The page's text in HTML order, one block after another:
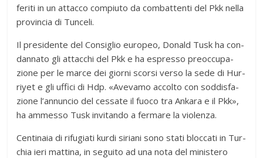
feriti in un attacco com­piuto da com­bat­tenti del Pkk nella
pro­vin­cia di Tunceli.
Il pre­si­dente del Con­si­glio euro­peo, Donald Tusk ha con­
dan­nato gli attac­chi del Pkk e ha espresso pre­oc­cu­pa­
zione per le marce dei giorni scorsi verso la sede di Hur­
riyet e gli uffici di Hdp. «Ave­vamo accolto con sod­di­sfa­
zione l’annuncio del ces­sate il fuoco tra Ankara e il Pkk»,
ha ammesso Tusk invi­tando a fer­mare la violenza.
Cen­ti­naia di rifu­giati kurdi siriani sono stati bloc­cati in Tur­
chia ieri mat­tina, in seguito ad una nota del mini­stero